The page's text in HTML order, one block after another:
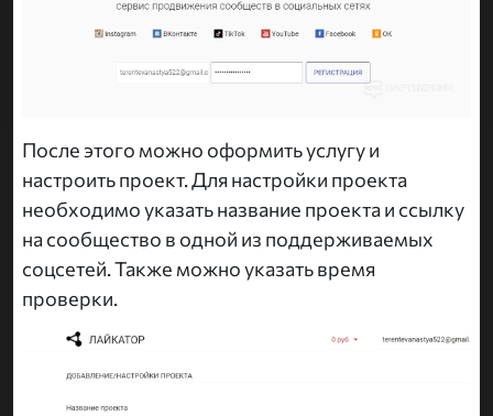
После этого можно оформить услугу и
настроить проект. Для настройки проекта
необходимо указать название проекта и ссылку
на сообщество в одной из поддерживаемых
соцсетей. Также можно указать время
проверки.